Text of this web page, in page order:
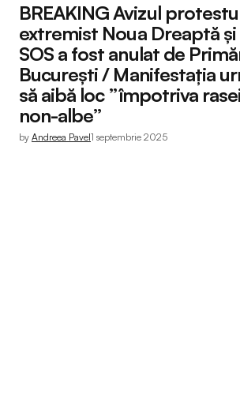
BREAKING Avizul
extremist Noua Dreaptă și
SOS a fost anulat de
București / Manifestația
să aibă loc ”împotriva
non-albe”
by Andreea Pavel1 septembrie 2025